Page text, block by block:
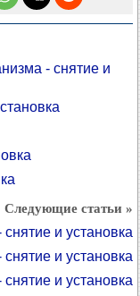
- снятие и
Следующие статьи »
и установка
и установка
и установка